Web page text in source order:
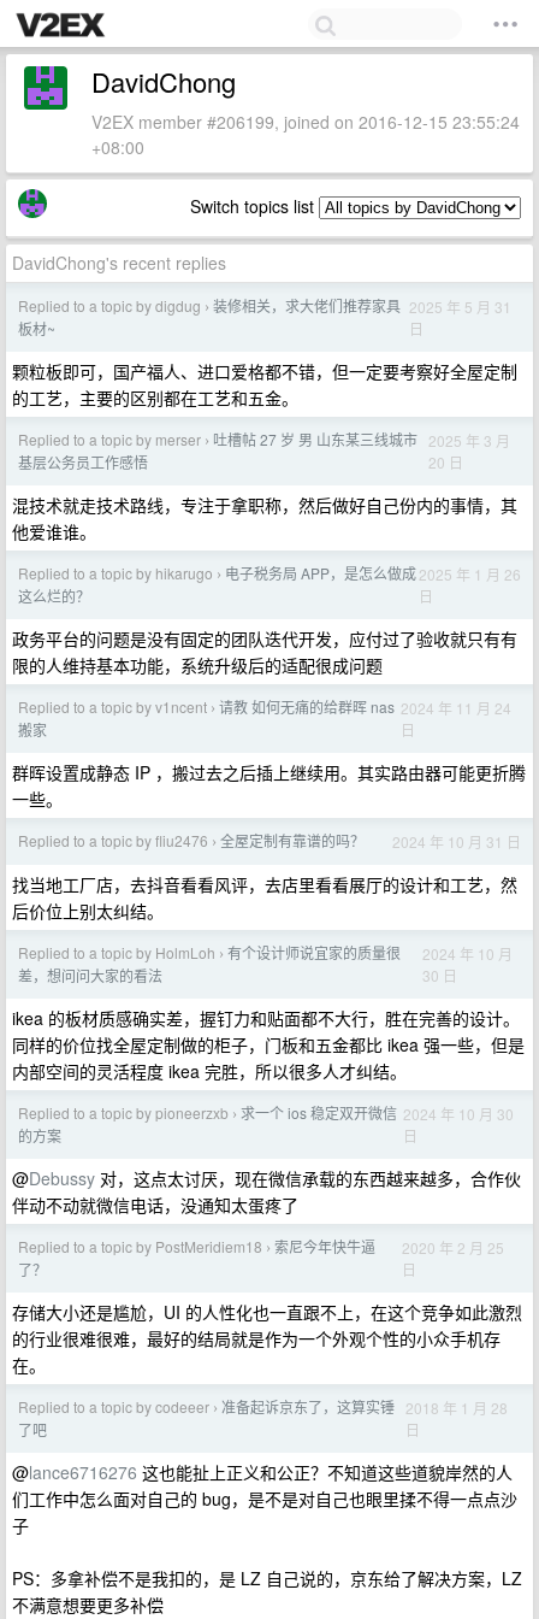
DavidChong
V2EX member #206199, joined on 2016-12-15 23:55:24
+08:00
Switch topics list
DavidChong's recent replies
Replied to a topic by digdug › 装修相关，求大佬们推荐家具
板材~
2025 年 5 月 31
日
颗粒板即可，国产福人、进口爱格都不错，但一定要考察好全屋定制
的工艺，主要的区别都在工艺和五金。
Replied to a topic by merser › 吐槽帖 27 岁 男 山东某三线城市
基层公务员工作感悟
2025 年 3 月
20 日
混技术就走技术路线，专注于拿职称，然后做好自己份内的事情，其
他爱谁谁。
Replied to a topic by hikarugo › 电子税务局 APP，是怎么做成
这么烂的？
2025 年 1 月 26
日
政务平台的问题是没有固定的团队迭代开发，应付过了验收就只有有
限的人维持基本功能，系统升级后的适配很成问题
Replied to a topic by v1ncent › 请教 如何无痛的给群晖 nas
搬家
2024 年 11 月 24
日
群晖设置成静态 IP ，搬过去之后插上继续用。其实路由器可能更折腾
一些。
Replied to a topic by fliu2476 › 全屋定制有靠谱的吗？ 2024 年 10 月 31 日
找当地工厂店，去抖音看看风评，去店里看看展厅的设计和工艺，然
后价位上别太纠结。
Replied to a topic by HolmLoh › 有个设计师说宜家的质量很
差，想问问大家的看法
2024 年 10 月
30 日
ikea 的板材质感确实差，握钉力和贴面都不大行，胜在完善的设计。
同样的价位找全屋定制做的柜子，门板和五金都比 ikea 强一些，但是
内部空间的灵活程度 ikea 完胜，所以很多人才纠结。
Replied to a topic by pioneerzxb › 求一个 ios 稳定双开微信
的方案
2024 年 10 月 30
日
@Debussy 对，这点太讨厌，现在微信承载的东西越来越多，合作伙
伴动不动就微信电话，没通知太蛋疼了
Replied to a topic by PostMeridiem18 › 索尼今年快牛逼
了？
2020 年 2 月 25
日
存储大小还是尴尬，UI 的人性化也一直跟不上，在这个竞争如此激烈
的行业很难很难，最好的结局就是作为一个外观个性的小众手机存
在。
Replied to a topic by codeeer › 准备起诉京东了，这算实锤
了吧
2018 年 1 月 28
日
@lance6716276 这也能扯上正义和公正？不知道这些道貌岸然的人
们工作中怎么面对自己的 bug，是不是对自己也眼里揉不得一点点沙
子
PS：多拿补偿不是我扣的，是 LZ 自己说的，京东给了解决方案，LZ
不满意想要更多补偿